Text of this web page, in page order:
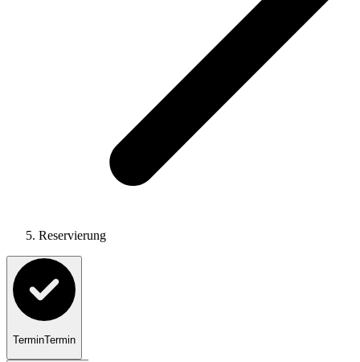
Reservierung
TerminTermin